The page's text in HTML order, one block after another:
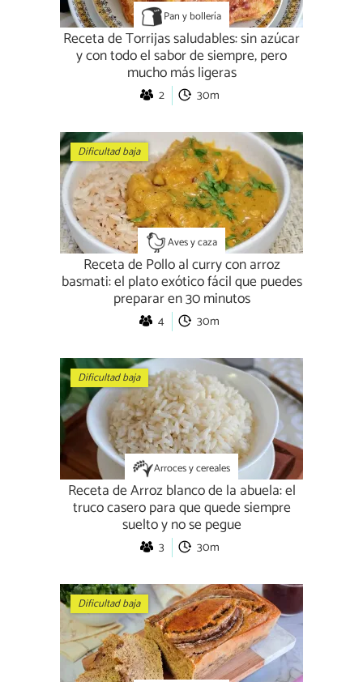
Pan y bollería
Receta de Torrijas saludables: sin azúcar
y con todo el sabor de siempre, pero
mucho más ligeras
2 30m
Dificultad baja
Aves y caza
Receta de Pollo al curry con arroz
basmati: el plato exótico fácil que puedes
preparar en 30 minutos
4 30m
Dificultad baja
Arroces y cereales
Receta de Arroz blanco de la abuela: el
truco casero para que quede siempre
suelto y no se pegue
3 30m
Dificultad baja